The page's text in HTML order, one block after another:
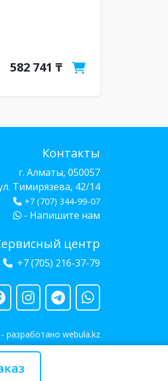
582 741 ₸
Контакты
г. Алматы, 050057
Тимирязева, 42/14
+7 (707) 344-99-07
- Напишите нам
центр
+7 (705) 216-37-79
разработано webula.kz